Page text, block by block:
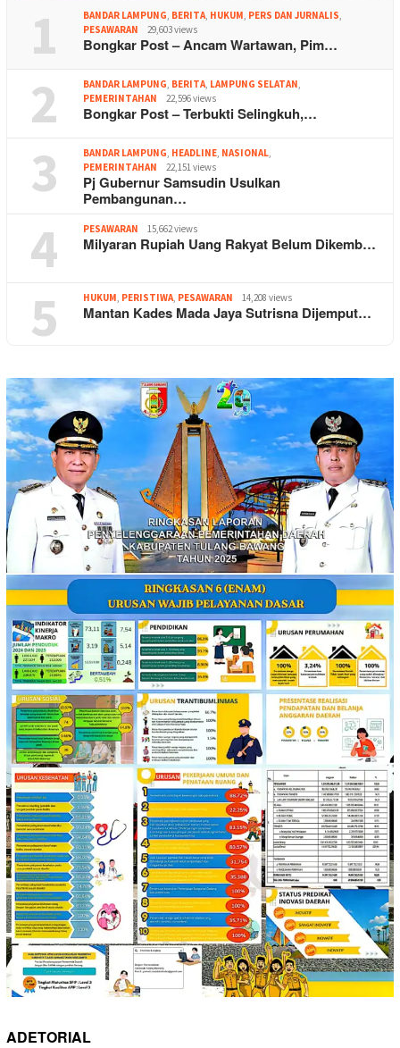
1 BANDAR LAMPUNG, BERITA, HUKUM, PERS DAN JURNALIS,
PESAWARAN
29,603 views
Bongkar Post – Ancam Wartawan, Pim…
2 BANDAR LAMPUNG, BERITA, LAMPUNG SELATAN,
PEMERINTAHAN
22,596 views
Bongkar Post – Terbukti Selingkuh,…
3 BANDAR LAMPUNG, HEADLINE, NASIONAL,
PEMERINTAHAN
22,151 views
Pj Gubernur Samsudin Usulkan
Pembangunan…
4 PESAWARAN 15,662 views
Milyaran Rupiah Uang Rakyat Belum Dikemb…
5 HUKUM, PERISTIWA, PESAWARAN 14,208 views
Mantan Kades Mada Jaya Sutrisna Dijemput…
ADETORIAL